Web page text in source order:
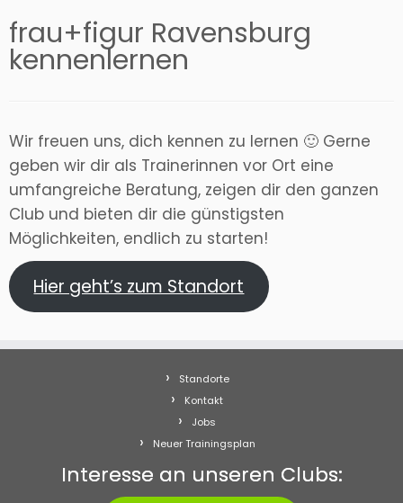
frau+figur Ravensburg
kennenlernen
Wir freuen uns, dich kennen zu lernen 🙂 Gerne
geben wir dir als Trainerinnen vor Ort eine
umfangreiche Beratung, zeigen dir den ganzen
Club und bieten dir die günstigsten
Möglichkeiten, endlich zu starten!
Hier geht’s zum Standort
Standorte
Kontakt
Jobs
Neuer Trainingsplan
Interesse an unseren Clubs: